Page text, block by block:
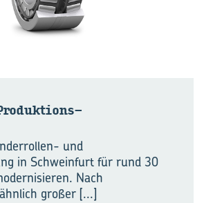
und
in Schweinfurt für rund 30
Nach
großer [...]